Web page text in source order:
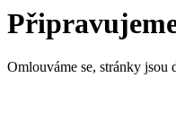
Omlouváme se, stránky jsou